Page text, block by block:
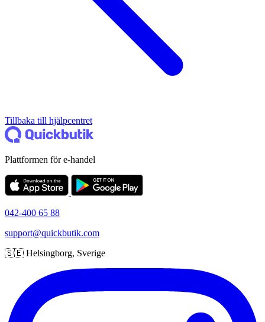
Tillbaka till hjälpcentret
Plattformen för e-handel
042-400 65 88
support@quickbutik.com
🇸🇪 Helsingborg, Sverige